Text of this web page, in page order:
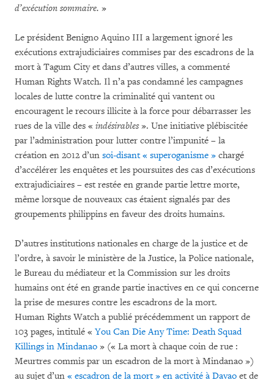
d’exécution sommaire. »
Le président Benigno Aquino III a largement ignoré les
exécutions extrajudiciaires commises par des escadrons de la
mort à Tagum City et dans d’autres villes, a commenté
Human Rights Watch. Il n’a pas condamné les campagnes
locales de lutte contre la criminalité qui vantent ou
encouragent le recours illicite à la force pour débarrasser les
rues de la ville des « indésirables». Une initiative plébiscitée
par l’administration pour lutter contre l’impunité – la
création en 2012 d’un soi-disant « superoganisme » chargé
d’accélérer les enquêtes et les poursuites des cas d’exécutions
extrajudiciaires – est restée en grande partie lettre morte,
même lorsque de nouveaux cas étaient signalés par des
groupements philippins en faveur des droits humains.
D’autres institutions nationales en charge de la justice et de
l’ordre, à savoir le ministère de la Justice, la Police nationale,
le Bureau du médiateur et la Commission sur les droits
humains ont été en grande partie inactives en ce qui concerne
la prise de mesures contre les escadrons de la mort.
Human Rights Watch a publié précédemment un rapport de
103 pages, intitulé « You Can Die Any Time: Death Squad
Killings in Mindanao » (« La mort à chaque coin de rue :
Meurtres commis par un escadron de la mort à Mindanao »)
au sujet d’un « escadron de la mort » en activité à Davao et de